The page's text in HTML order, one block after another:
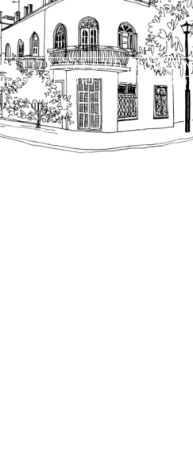
מספק מידע כללי בלבד
כפי שתהיינה